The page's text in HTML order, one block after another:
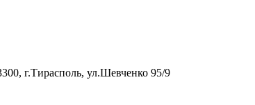
г.Тирасполь, ул.Шевченко 95/9